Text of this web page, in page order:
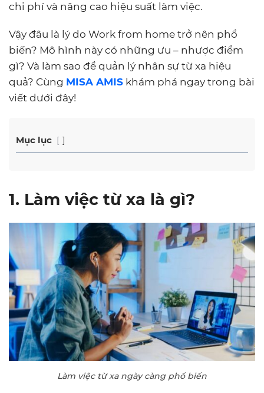
chi phí và nâng cao hiệu suất làm việc.
Vậy đâu là lý do Work from home trở nên phổ
biến? Mô hình này có những ưu – nhược điểm
gì? Và làm sao để quản lý nhân sự từ xa hiệu
quả? Cùng MISA AMIS khám phá ngay trong bài
viết dưới đây!
Mục lục
1. Làm việc từ xa là gì?
Làm việc từ xa ngày càng phổ biến